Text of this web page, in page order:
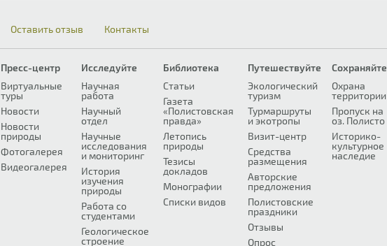
Оставить отзыв Контакты
Пресс-центр
Виртуальные
туры
Новости
Новости
природы
Фотогалерея
Видеогалерея
Исследуйте
Научная
работа
Научный
отдел
Научные
исследования
и мониторинг
История
изучения
природы
Работа со
студентами
Геологическое
строение
Библиотека
Статьи
Газета
«Полистовская
правда»
Летопись
природы
Тезисы
докладов
Монографии
Списки видов
Путешествуйте
Экологический
туризм
Турмаршруты
и экотропы
Визит-центр
Средства
размещения
Авторские
предложения
Полистовские
праздники
Отзывы
Опрос
Сохраняйте
Охрана
территории
Пропуск на
оз. Полисто
Историко-
культурное
наследие